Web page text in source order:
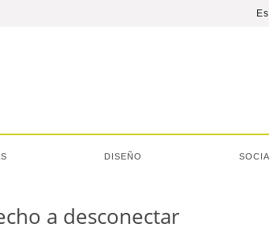
DISEÑO
a desconectar